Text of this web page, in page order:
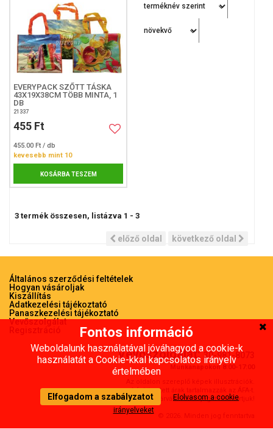
EVERYPACK SZŐTT TÁSKA
43X19X38CM TÖBB MINTA, 1
DB
21337
455 Ft
455.00 Ft / db
kevesebb mint 10
KOSÁRBA TESZEM
3 termék összesen, listázva 1 - 3
előző oldal következő oldal
Általános szerződési feltételek
Hogyan vásároljak
Kiszállítás
Adatkezelési tájékoztató
Panaszkezelési tájékoztató
Vevőszolgálat
Regisztráció
Vevőszolgálat:30-981-8073
Munkanapokon 8:00-17:00
Az oldalon szereplő képek illusztrációk.
A feltünetett árak tartalmazzák az ÁFA-t.
Az árváltoztatás jogát fenntartjuk!
© 2026. Minden jog fenntartva
Fontos információ
Weboldalunk használatával jóváhagyod a cookie-k
használatát a Cookie-kkal kapcsolatos irányelv
értelmében
Elfogadom a szabályzatot
Elolvasom a cookie
irányelveket